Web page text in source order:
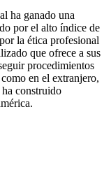
ha ganado una
por el alto índice de
la ética profesional
que ofrece a sus
procedimientos
en el extranjero,
ha construido